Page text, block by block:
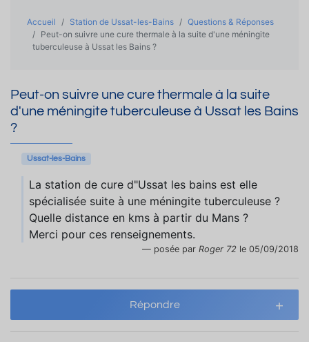
Accueil Station de Ussat-les-Bains
Questions & Réponses
Peut-on suivre une cure thermale à la suite d'une méningite
tuberculeuse à Ussat les Bains ?
Peut-on suivre une cure thermale à la suite
d'une méningite tuberculeuse à Ussat les Bains
?
Ussat-les-Bains
La station de cure d"Ussat les bains est elle
spécialisée suite à une méningite tuberculeuse ?
Quelle distance en kms à partir du Mans ?
Merci pour ces renseignements.
posée par Roger 72 le 05/09/2018
Répondre